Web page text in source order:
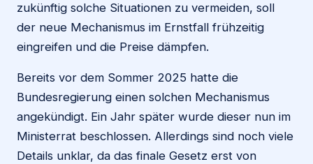
zukünftig solche Situationen zu vermeiden, soll
der neue Mechanismus im Ernstfall frühzeitig
eingreifen und die Preise dämpfen.
Bereits vor dem Sommer 2025 hatte die
Bundesregierung einen solchen Mechanismus
angekündigt. Ein Jahr später wurde dieser nun im
Ministerrat beschlossen. Allerdings sind noch viele
Details unklar, da das finale Gesetz erst von